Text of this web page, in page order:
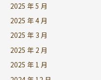
2025 年 5 月
2025 年 4 月
2025 年 3 月
2025 年 2 月
2025 年 1 月